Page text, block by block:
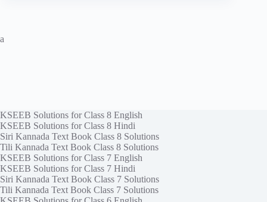
a
KSEEB Solutions for Class 8 English
KSEEB Solutions for Class 8 Hindi
Siri Kannada Text Book Class 8 Solutions
Tili Kannada Text Book Class 8 Solutions
KSEEB Solutions for Class 7 English
KSEEB Solutions for Class 7 Hindi
Siri Kannada Text Book Class 7 Solutions
Tili Kannada Text Book Class 7 Solutions